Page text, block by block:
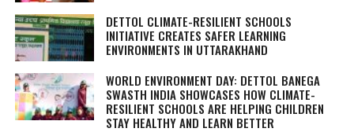
DETTOL CLIMATE-RESILIENT SCHOOLS
INITIATIVE CREATES SAFER LEARNING
ENVIRONMENTS IN UTTARAKHAND
WORLD ENVIRONMENT DAY: DETTOL BANEGA
SWASTH INDIA SHOWCASES HOW CLIMATE-
RESILIENT SCHOOLS ARE HELPING CHILDREN
STAY HEALTHY AND LEARN BETTER